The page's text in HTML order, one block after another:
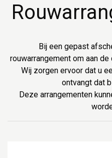
Bij een gepast
rouwarrangement om aan
Wij zorgen ervoor dat u
ontvangt dat
Deze arrangementen